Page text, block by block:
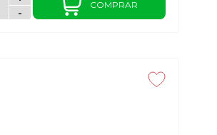
-
COMPRAR